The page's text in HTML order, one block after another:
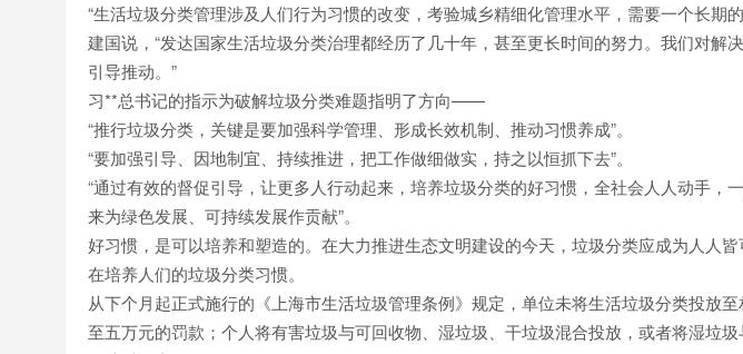
“生活垃圾分类管理涉及人们行为习惯的改变，考验城乡精细化管理水平，需要一个长期
建国说，“发达国家生活垃圾分类治理都经历了几十年，甚至更长时间的努力。我们对解
引导推动。”
习**总书记的指示为破解垃圾分类难题指明了方向——
“推行垃圾分类，关键是要加强科学管理、形成长效机制、推动习惯养成”。
“要加强引导、因地制宜、持续推进，把工作做细做实，持之以恒抓下去”。
“通过有效的督促引导，让更多人行动起来，培养垃圾分类的好习惯，全社会人人动手，
来为绿色发展、可持续发展作贡献”。
好习惯，是可以培养和塑造的。在大力推进生态文明建设的今天，垃圾分类应成为人人皆
在培养人们的垃圾分类习惯。
从下个月起正式施行的《上海市生活垃圾管理条例》规定，单位未将生活垃圾分类投放
至五万元的罚款；个人将有害垃圾与可回收物、湿垃圾、干垃圾混合投放，或者将湿垃